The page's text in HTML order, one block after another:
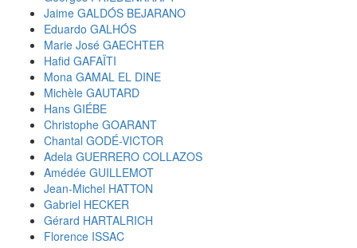
Jaime GALDÓS BEJARANO
Eduardo GALHÓS
Marie José GAECHTER
Hafid GAFAÏTI
Mona GAMAL EL DINE
Michèle GAUTARD
Hans GIÉBE
Christophe GOARANT
Chantal GODÉ-VICTOR
Adela GUERRERO COLLAZOS
Amédée GUILLEMOT
Jean-Michel HATTON
Gabriel HECKER
Gérard HARTALRICH
Florence ISSAC